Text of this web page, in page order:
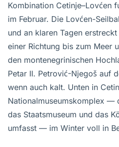
Kombination Cetinje–Lovćen
im Februar. Die Lovćen-
und an klaren Tagen
einer Richtung bis zum Meer
den montenegrinischen
Petar II. Petrović-Njegoš auf
wenn auch kalt. Unten in
Nationalmuseumskomplex —
das Staatsmuseum und das
umfasst — im Winter voll in